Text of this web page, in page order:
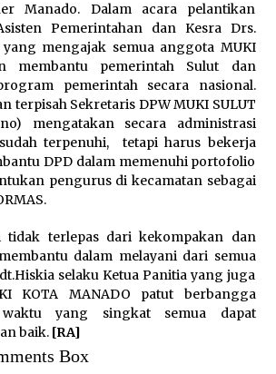
Manado. Dalam acara pelantikan
Pemerintahan dan Kesra Drs.
mengajak semua anggota MUKI
membantu pemerintah Sulut dan
pemerintah secara nasional.
terpisah Sekretaris DPW MUKI SULUT
mengatakan secara administrasi
terpenuhi, tetapi harus bekerja
DPD dalam memenuhi portofolio
pengurus di kecamatan sebagai
tidak terlepas dari kekompakan dan
dalam melayani dari semua
selaku Ketua Panitia yang juga
KOTA MANADO patut berbangga
yang singkat semua dapat
baik. [RA]
Box